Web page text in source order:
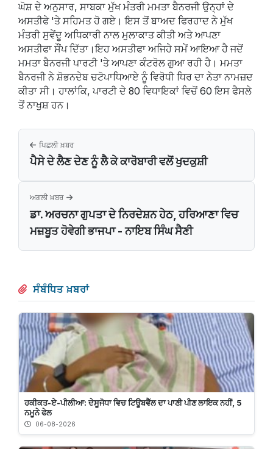
ਘੋਸ਼ ਦੇ ਅਨੁਸਾਰ, ਸਾਬਕਾ ਮੁੱਖ ਮੰਤਰੀ ਮਮਤਾ ਬੈਨਰਜੀ ਉਨ੍ਹਾਂ ਦੇ
ਅਸਤੀਫੇ 'ਤੇ ਸਹਿਮਤ ਹੋ ਗਏ। ਇਸ ਤੋਂ ਬਾਅਦ ਫਿਰਹਾਦ ਨੇ ਮੁੱਖ
ਮੰਤਰੀ ਸੁਵੇਂਦੂ ਅਧਿਕਾਰੀ ਨਾਲ ਮੁਲਾਕਾਤ ਕੀਤੀ ਅਤੇ ਆਪਣਾ
ਅਸਤੀਫਾ ਸੌਂਪ ਦਿੱਤਾ।ਇਹ ਅਸਤੀਫਾ ਅਜਿਹੇ ਸਮੇਂ ਆਇਆ ਹੈ ਜਦੋਂ
ਮਮਤਾ ਬੈਨਰਜੀ ਪਾਰਟੀ 'ਤੇ ਆਪਣਾ ਕੰਟਰੋਲ ਗੁਆ ਰਹੀ ਹੈ। ਮਮਤਾ
ਬੈਨਰਜੀ ਨੇ ਸ਼ੋਭਨਦੇਬ ਚਟੋਪਾਧਿਆਏ ਨੂੰ ਵਿਰੋਧੀ ਧਿਰ ਦਾ ਨੇਤਾ ਨਾਮਜ਼ਦ
ਕੀਤਾ ਸੀ। ਹਾਲਾਂਕਿ, ਪਾਰਟੀ ਦੇ 80 ਵਿਧਾਇਕਾਂ ਵਿਚੋਂ 60 ਇਸ ਫੈਸਲੇ
ਤੋਂ ਨਾਖੁਸ਼ ਹਨ।
ਪਿਛਲੀ ਖ਼ਬਰ
ਪੈਸੇ ਦੇ ਲੈਣ ਦੇਣ ਨੂੰ ਲੈ ਕੇ ਕਾਰੋਬਾਰੀ ਵਲੋਂ ਖੁਦਕੁਸ਼ੀ
ਅਗਲੀ ਖ਼ਬਰ
ਡਾ. ਅਰਚਨਾ ਗੁਪਤਾ ਦੇ ਨਿਰਦੇਸ਼ਨ ਹੇਠ, ਹਰਿਆਣਾ ਵਿਚ
ਮਜ਼ਬੂਤ ​​ਹੋਵੇਗੀ ਭਾਜਪਾ - ਨਾਇਬ ਸਿੰਘ ਸੈਣੀ
ਸੰਬੰਧਿਤ ਖ਼ਬਰਾਂ
ਹਕੀਕਤ-ਏ-ਪੀਲੀਆ: ਦੇਸੂਜੋਧਾ ਵਿਚ ਟਿਊਬਵੈੱਲ ਦਾ ਪਾਣੀ ਪੀਣ ਲਾਇਕ ਨਹੀਂ, 5
ਨਮੂਨੇ ਫੇਲ
06-08-2026